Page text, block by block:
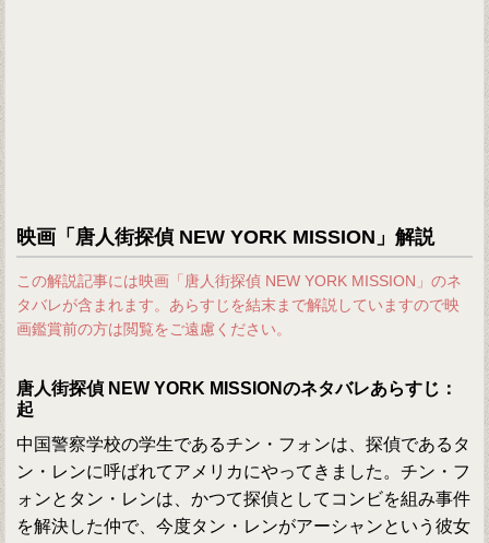
映画「唐人街探偵 NEW YORK MISSION」解説
この解説記事には映画「唐人街探偵 NEW YORK MISSION」のネ
タバレが含まれます。あらすじを結末まで解説していますので映
画鑑賞前の方は閲覧をご遠慮ください。
唐人街探偵 NEW YORK MISSIONのネタバレあらすじ：
起
中国警察学校の学生であるチン・フォンは、探偵であるタ
ン・レンに呼ばれてアメリカにやってきました。チン・フ
ォンとタン・レンは、かつて探偵としてコンビを組み事件
を解決した仲で、今度タン・レンがアーシャンという彼女